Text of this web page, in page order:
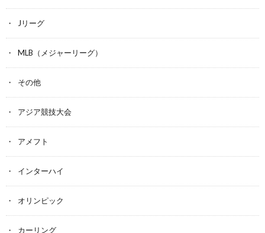
Jリーグ
MLB（メジャーリーグ）
その他
アジア競技大会
アメフト
インターハイ
オリンピック
カーリング